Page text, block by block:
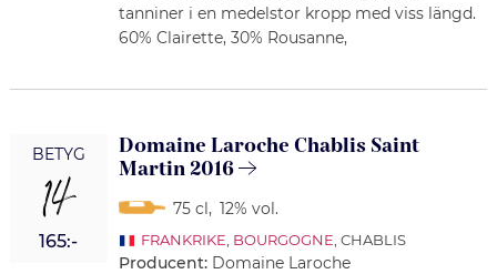
tanniner i en medelstor kropp med viss längd.
60% Clairette, 30% Rousanne,
BETYG
14
165:-
Domaine Laroche Chablis Saint
Martin 2016
75 cl, 12% vol.
FRANKRIKE BOURGOGNE , CHABLIS
Producent: Domaine Laroche